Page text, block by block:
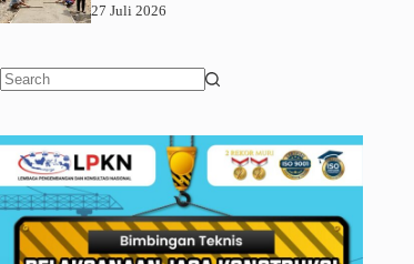
27 Juli 2026